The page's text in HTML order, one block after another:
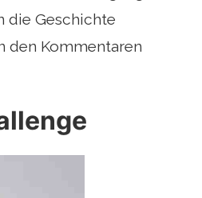
die Geschichte
den Kommentaren